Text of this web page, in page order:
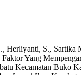
Herliyanti, S.,
Yang
Kecamatan Buko